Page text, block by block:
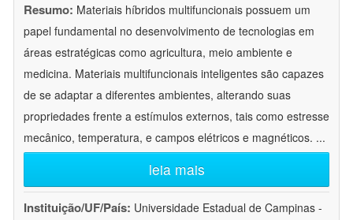
Resumo: Materiais híbridos multifuncionais possuem um
papel fundamental no desenvolvimento de tecnologias em
áreas estratégicas como agricultura, meio ambiente e
medicina. Materiais multifuncionais inteligentes são capazes
de se adaptar a diferentes ambientes, alterando suas
propriedades frente a estímulos externos, tais como estresse
mecânico, temperatura, e campos elétricos e magnéticos. ...
leia mais
Instituição/UF/País: Universidade Estadual de Campinas -